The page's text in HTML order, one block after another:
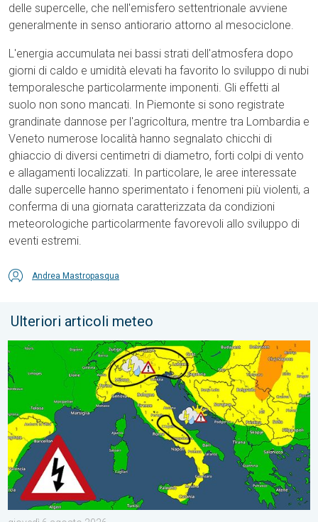
delle supercelle, che nell'emisfero settentrionale avviene
generalmente in senso antiorario attorno al mesociclone.
L'energia accumulata nei bassi strati dell'atmosfera dopo
giorni di caldo e umidità elevati ha favorito lo sviluppo di nubi
temporalesche particolarmente imponenti. Gli effetti al
suolo non sono mancati. In Piemonte si sono registrate
grandinate dannose per l'agricoltura, mentre tra Lombardia e
Veneto numerose località hanno segnalato chicchi di
ghiaccio di diversi centimetri di diametro, forti colpi di vento
e allagamenti localizzati. In particolare, le aree interessate
dalle supercelle hanno sperimentato i fenomeni più violenti, a
conferma di una giornata caratterizzata da condizioni
meteorologiche particolarmente favorevoli allo sviluppo di
eventi estremi.
Andrea Mastropasqua
Ulteriori articoli meteo
Esplodono i temporali di calore tra venerdì e sabato.